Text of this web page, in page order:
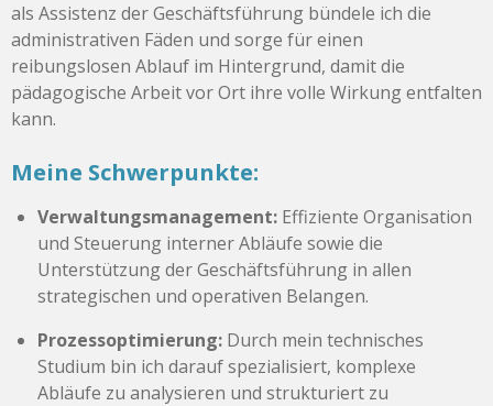
als Assistenz der Geschäftsführung bündele ich die
administrativen Fäden und sorge für einen
reibungslosen Ablauf im Hintergrund, damit die
pädagogische Arbeit vor Ort ihre volle Wirkung entfalten
kann.
Meine Schwerpunkte:
Verwaltungsmanagement: Effiziente Organisation
und Steuerung interner Abläufe sowie die
Unterstützung der Geschäftsführung in allen
strategischen und operativen Belangen.
Prozessoptimierung: Durch mein technisches
Studium bin ich darauf spezialisiert, komplexe
Abläufe zu analysieren und strukturiert zu